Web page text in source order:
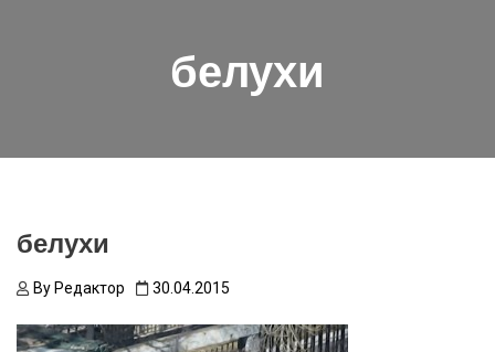
белухи
белухи
By Редактор 30.04.2015